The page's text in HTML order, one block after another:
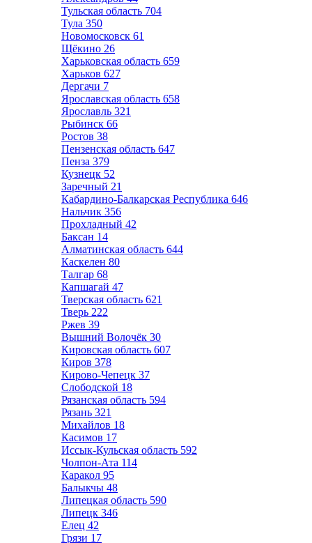
Тульская область 704
Тула 350
Новомосковск 61
Щёкино 26
Харьковская область 659
Харьков 627
Дергачи 7
Ярославская область 658
Ярославль 321
Рыбинск 66
Ростов 38
Пензенская область 647
Пенза 379
Кузнецк 52
Заречный 21
Кабардино-Балкарская Республика 646
Нальчик 356
Прохладный 42
Баксан 14
Алматинская область 644
Каскелен 80
Талгар 68
Капшагай 47
Тверская область 621
Тверь 222
Ржев 39
Вышний Волочёк 30
Кировская область 607
Киров 378
Кирово-Чепецк 37
Слободской 18
Рязанская область 594
Рязань 321
Михайлов 18
Касимов 17
Иссык-Кульская область 592
Чолпон-Ата 114
Каракол 95
Балыкчы 48
Липецкая область 590
Липецк 346
Елец 42
Грязи 17